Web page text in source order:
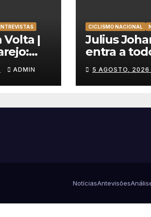
Volta |
Volta
oADMIN
CICLISMO NACIONAL
Julius
entra a
na Volta a
e lidera
da UAE
5 AGOSTO, 2026
NotíciasAntevisões